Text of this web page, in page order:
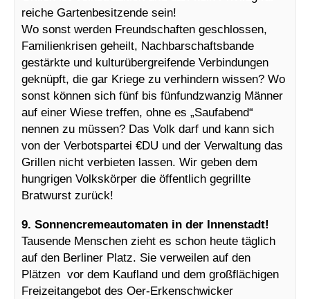
reiche Gartenbesitzende sein!
Wo sonst werden Freundschaften geschlossen,
Familienkrisen geheilt, Nachbarschaftsbande
gestärkte und kulturübergreifende Verbindungen
geknüpft, die gar Kriege zu verhindern wissen? Wo
sonst können sich fünf bis fünfundzwanzig Männer
auf einer Wiese treffen, ohne es „Saufabend“
nennen zu müssen? Das Volk darf und kann sich
von der Verbotspartei €DU und der Verwaltung das
Grillen nicht verbieten lassen. Wir geben dem
hungrigen Volkskörper die öffentlich gegrillte
Bratwurst zurück!
9. Sonnencremeautomaten in der Innenstadt!
Tausende Menschen zieht es schon heute täglich
auf den Berliner Platz. Sie verweilen auf den
Plätzen vor dem Kaufland und dem großflächigen
Freizeitangebot des Oer-Erkenschwicker